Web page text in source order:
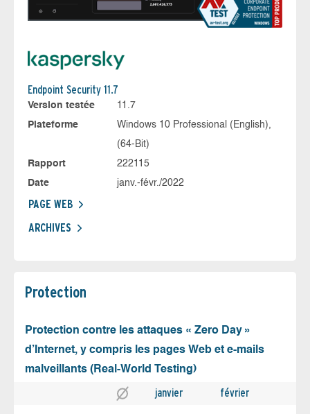
Endpoint Security 11.7
Version testée
11.7
Plateforme
Windows 10 Professional (English),
(64-Bit)
Rapport
222115
Date
janv.-févr./2022
PAGE WEB
ARCHIVES
Protection
Protection contre les attaques « Zero Day »
d’Internet, y compris les pages Web et e-mails
malveillants (Real-World Testing)
janvier février